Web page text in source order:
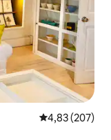
Prosječna
4,83 (207)